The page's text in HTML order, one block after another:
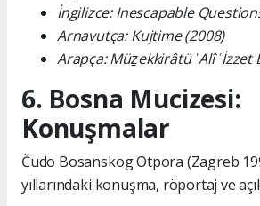
İngilizce: Inescapable
Arnavutça: Kujtime (2008)
Arapça: Müẕekkirâtü ʿAlî ʿİzzet
6. Bosna Mucizesi:
Konuşmalar
Čudo Bosanskog Otpora (Zagreb
yıllarındaki konuşma, röportaj ve